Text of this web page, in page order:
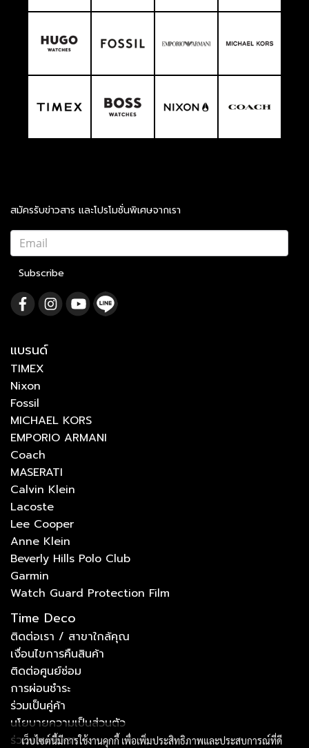
สมัครรับข่าวสาร และโปรโมชั่นพิเศษจากเรา
Subscribe
แบรนด์
TIMEX
Nixon
Fossil
MICHAEL KORS
EMPORIO ARMANI
Coach
MASERATI
Calvin Klein
Lacoste
Lee Cooper
Anne Klein
Beverly Hills Polo Club
Garmin
Watch Guard Protection Film
Time Deco
ติดต่อเรา / สาขาใกล้คุณ
เงื่อนไขการคืนสินค้า
ติดต่อศูนย์ซ่อม
การผ่อนชำระ
ร่วมเป็นคู่ค้า
นโยบายความเป็นส่วนตัว
ร่วมงานกับเรา
เว็บไซต์นี้มีการใช้งานคุกกี้ เพื่อเพิ่มประสิทธิภาพและประสบการณ์ที่ดี